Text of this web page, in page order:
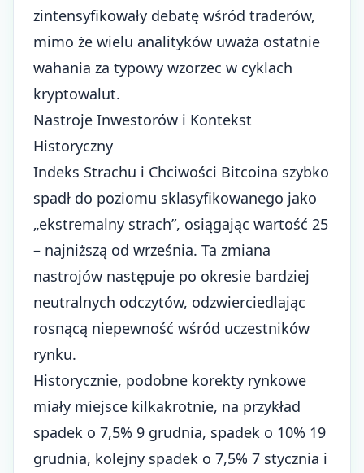
zintensyfikowały debatę wśród traderów,
mimo że wielu analityków uważa ostatnie
wahania za typowy wzorzec w cyklach
kryptowalut.
Nastroje Inwestorów i Kontekst
Historyczny
Indeks Strachu i Chciwości Bitcoina szybko
spadł do poziomu sklasyfikowanego jako
„ekstremalny strach”, osiągając wartość 25
– najniższą od września. Ta zmiana
nastrojów następuje po okresie bardziej
neutralnych odczytów, odzwierciedlając
rosnącą niepewność wśród uczestników
rynku.
Historycznie, podobne korekty rynkowe
miały miejsce kilkakrotnie, na przykład
spadek o 7,5% 9 grudnia, spadek o 10% 19
grudnia, kolejny spadek o 7,5% 7 stycznia i